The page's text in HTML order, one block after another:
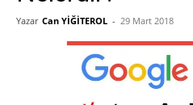
Yazar Can YİĞİTEROL - 29 Mart 2018